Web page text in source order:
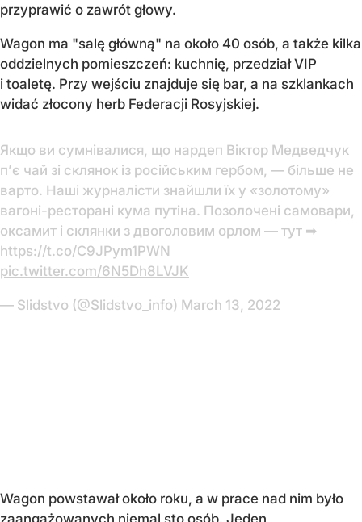
przyprawić o zawrót głowy.
Wagon ma "salę główną" na około 40 osób, a także kilka
oddzielnych pomieszczeń: kuchnię, przedział VIP
i toaletę. Przy wejściu znajduje się bar, a na szklankach
widać złocony herb Federacji Rosyjskiej.
Якщо ви сумнівалися, що нардеп Віктор Медведчук
п’є чай зі склянок із російським гербом, — більше не
варто. Наші журналісти знайшли їх у «золотому»
вагоні-ресторані кума путіна. Позолочені самовари,
оксамит і склянки з двоголовим орлом — тут ➡
https://t.co/C9JPym1PWN
pic.twitter.com/6N5Dh8LVJK
— Slidstvo (@Slidstvo_info) March 13, 2022
Wagon powstawał około roku, a w prace nad nim było
zaangażowanych niemal sto osób. Jeden